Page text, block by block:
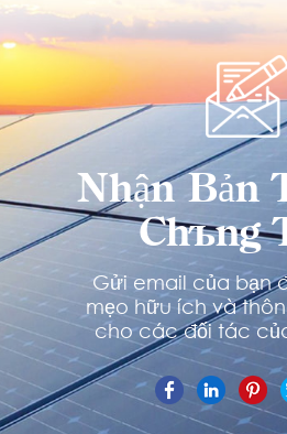
Nhận Bản
Chúng
Gửi email của bạn
mẹo hữu ích và
cho các đối tác